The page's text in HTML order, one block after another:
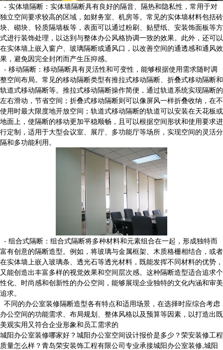
- 实体墙隔断：实体墙隔断具有良好的隔音、隔热和隐私性，常用于对
独立空间要求较高的区域，如财务室、机房等。常见的实体墙材料包括砖
块、砌块、轻质隔墙板等，表面可以通过粉刷、贴壁纸、安装饰面板等方
式进行装饰处理，以达到与整体办公风格协调一致的效果。此外，还可以
在实体墙上嵌入窗户、玻璃隔断或通风口，以改善空间的通透感和通风效
果，避免因完全封闭而产生压抑感。
- 移动隔断：移动隔断具有灵活性和可变性，能够根据使用需求随时调
整空间布局。常见的移动隔断类型有推拉式移动隔断、折叠式移动隔断和
轨道式移动隔断等。推拉式移动隔断操作简便，通过轨道系统实现隔断的
左右滑动，节省空间；折叠式移动隔断则可以像屏风一样折叠收纳，在不
使用时最大限度地开放空间；轨道式移动隔断的轨道可以安装在天花板或
地面上，使隔断的移动更加平稳顺畅，且可以根据空间形状和使用要求进
行定制，适用于大型会议室、展厅、多功能厅等场所，实现空间的灵活分
隔和多功能利用。
- 组合式隔断：组合式隔断将多种材料和元素组合在一起，形成独特而
富有创意的隔断造型。例如，将玻璃与金属框架、木质格栅相结合，或者
在实体墙上嵌入玻璃条、透光石等透光材料，既能发挥不同材料的优势，
又能创造出丰富多样的视觉效果和空间层次感。这种隔断造型适合追求个
性化、时尚感和创新性的办公空间，能够展现企业独特的文化内涵和审美
追求。
不同的办公室装修隔断造型各有特点和适用场景，在选择时应综合考虑
办公空间的功能需求、布局规划、整体风格以及预算等因素，以打造出既
美观实用又符合企业形象和员工需求的
城阳办公室装修哪家好？城阳办公室空间设计报价是多少？荣安装修工程
质量怎么样？青岛荣安装饰工程有限公司专业承接城阳办公室装修,城阳